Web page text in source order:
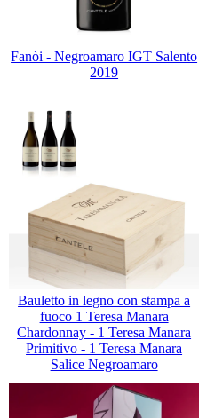
Fanòi - Negroamaro IGT Salento
2019
Bauletto in legno con stampa a
fuoco 1 Teresa Manara
Chardonnay - 1 Teresa Manara
Primitivo - 1 Teresa Manara
Salice Negroamaro